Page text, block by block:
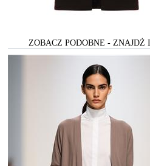
ZOBACZ PODOBNE - ZNAJDŻ